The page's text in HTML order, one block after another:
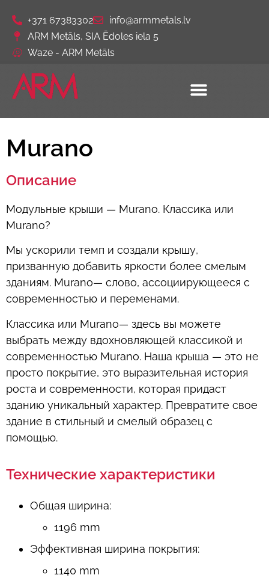
+371 67383302
info@armmetals.lv
ARM Metāls, SIA Ēdoles iela 5
Waze - ARM Metāls
Murano
Описание
Модульные крыши — Murano. Классика или
Murano?
Мы ускорили темп и создали крышу,
призванную добавить яркости более смелым
зданиям. Murano— слово, ассоциирующееся с
современностью и переменами.
Классика или Murano— здесь вы можете
выбрать между вдохновляющей классикой и
современностью Murano. Наша крыша — это не
просто покрытие, это выразительная история
роста и современности, которая придаст
зданию уникальный характер. Превратите свое
здание в стильный и смелый образец с
помощью.
Технические характеристики
Общая ширина:
1196 mm
Эффективная ширина покрытия:
1140 mm